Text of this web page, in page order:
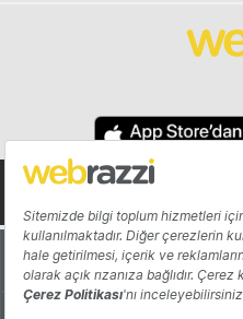
Hakkında